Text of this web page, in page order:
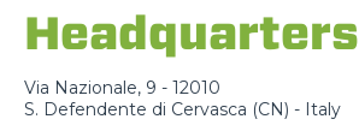
Headquarters
Via Nazionale, 9 - 12010
S. Defendente di Cervasca (CN) - Italy